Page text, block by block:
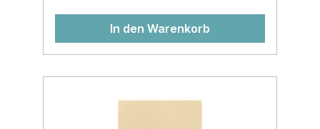
In den Warenkorb